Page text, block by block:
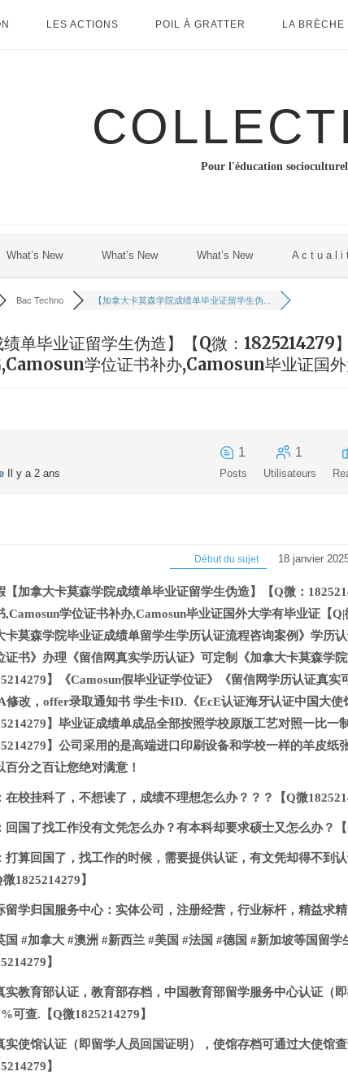
LES ACTIONS POIL À GRATTER LA BRÈCHE
Pour l'éducation
What’s New What’s New What’s New A c t u a l i
Bac Techno 【加拿大卡莫森学院成绩单毕业证留学生伪...
绩单毕业证留学生伪造】【Q微：1825214279
学位证书补办,Camosun毕业证国外
Il y a 2 ans
1
Posts
1
Utilisateurs
Début du sujet 18 janvier
【加拿大卡莫森学院成绩单毕业证留学生伪造】【Q微：
,Camosun学位证书补办,Camosun毕业证国外大学有毕业证【
卡莫森学院毕业证成绩单留学生学历认证流程咨询案例》学历
证书》办理《留信网真实学历认证》可定制《加拿大卡莫森学
】《Camosun假毕业证学位证》《留信网学历认证真实
修改，offer录取通知书 学生卡ID.《EcE认证海牙认证中国大使
】毕业证成绩单成品全部按照学校原版工艺对照一比一
】公司采用的是高端进口印刷设备和学校一样的羊皮纸
百分之百让您绝对满意！
在校挂科了，不想读了，成绩不理想怎么办？？？【Q微
回国了找工作没有文凭怎么办？有本科却要求硕士又怎么办？【
打算回国了，找工作的时候，需要提供认证，有文凭却得不到
微1825214279】
留学归国服务中心：实体公司，注册经营，行业标杆，精益求精
国 #加拿大 #澳洲 #新西兰 #美国 #法国 #德国 #新加坡等国留
】
教育部认证，教育部存档，中国教育部留学服务中心认证（
可查.【Q微1825214279】
使馆认证（即留学人员回国证明），使馆存档可通过大使馆
】